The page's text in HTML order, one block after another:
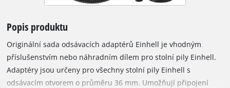
Popis produktu
Originální sada odsávacích adaptérů Einhell je vhodným
příslušenstvím nebo náhradním dílem pro stolní pily Einhell.
Adaptéry jsou určeny pro všechny stolní pily Einhell s
odsávacím otvorem o průměru 36 mm. Umožňují připojení